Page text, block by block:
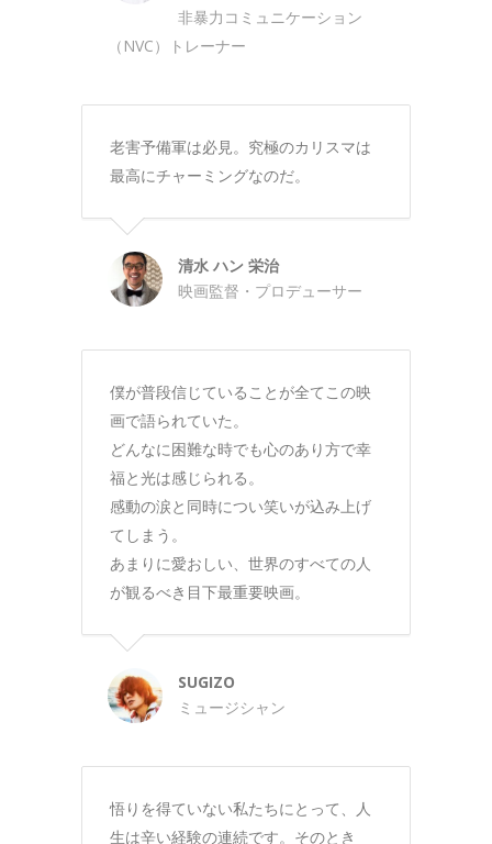
非暴力コミュニケーション
（NVC）トレーナー
老害予備軍は必見。究極のカリスマは
最高にチャーミングなのだ。
清水 ハン 栄治
映画監督・プロデューサー
僕が普段信じていることが全てこの映
画で語られていた。
どんなに困難な時でも心のあり方で幸
福と光は感じられる。
感動の涙と同時につい笑いが込み上げ
てしまう。
あまりに愛おしい、世界のすべての人
が観るべき目下最重要映画。
SUGIZO
ミュージシャン
悟りを得ていない私たちにとって、人
生は辛い経験の連続です。そのとき